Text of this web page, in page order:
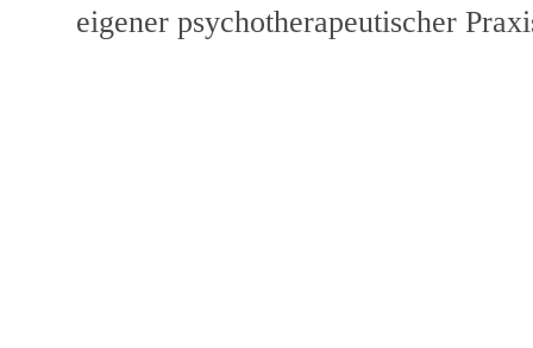
eigener psychotherapeutischer